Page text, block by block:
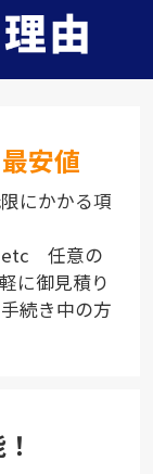
安値
にかかる項
任意の
に御見積り
続き中の方